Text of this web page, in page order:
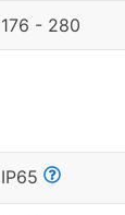
176 - 280
IP65